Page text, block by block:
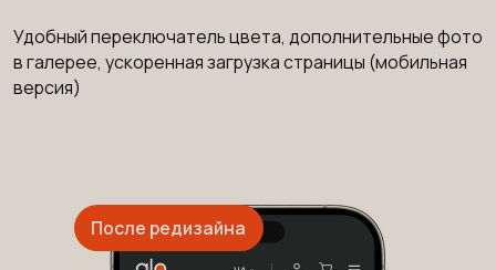
Удобный переключатель цвета, дополнительные фото
в галерее, ускоренная загрузка страницы (мобильная
версия)
После редизайна